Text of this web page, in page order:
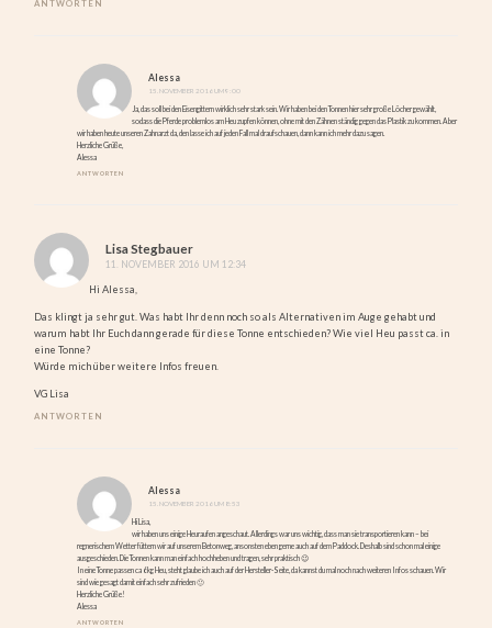
ANTWORTEN
Alessa
15. NOVEMBER 2016 UM 9:00
Ja, das soll bei den Eisengittern wirklich sehr stark sein. Wir haben bei den Tonnen hier sehr große Löcher gewählt,
sodass die Pferde problemlos am Heu zupfen können, ohne mit den Zähnen ständig gegen das Plastik zu kommen. Aber
wir haben heute unseren Zahnarzt da, den lasse ich auf jeden Fall mal draufschauen, dann kann ich mehr dazu sagen.
Herzliche Grüße,
Alessa
ANTWORTEN
Lisa Stegbauer
11. NOVEMBER 2016 UM 12:34
Hi Alessa,
Das klingt ja sehr gut. Was habt Ihr denn noch so als Alternativen im Auge gehabt und
warum habt Ihr Euch dann gerade für diese Tonne entschieden? Wie viel Heu passt ca. in
eine Tonne?
Würde mich über weitere Infos freuen.
VG Lisa
ANTWORTEN
Alessa
15. NOVEMBER 2016 UM 8:53
Hi Lisa,
wir haben uns einige Heuraufen angeschaut. Allerdings war uns wichtig, dass man sie transportieren kann – bei
regnerischem Wetter füttern wir auf unserem Betonweg, ansonsten eben gerne auch auf dem Paddock. Deshalb sind schon mal einige
ausgeschieden. Die Tonnen kann man einfach hochheben und tragen, sehr praktisch 😉
In eine Tonne passen ca 6kg Heu, steht glaube ich auch auf der Hersteller-Seite, da kannst du mal noch nach weiteren Infos schauen. Wir
sind wie gesagt damit einfach sehr zufrieden 🙂
Herzliche Grüße!
Alessa
ANTWORTEN